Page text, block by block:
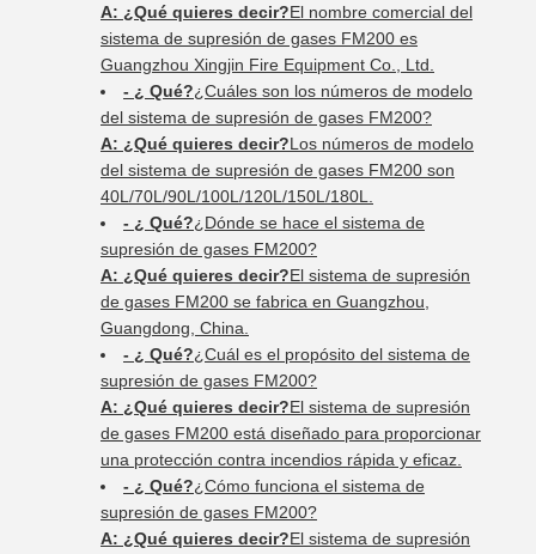
A: ¿Qué quieres decir?El nombre comercial del
sistema de supresión de gases FM200 es
Guangzhou Xingjin Fire Equipment Co., Ltd.
- ¿ Qué?¿Cuáles son los números de modelo
del sistema de supresión de gases FM200?
A: ¿Qué quieres decir?Los números de modelo
del sistema de supresión de gases FM200 son
40L/70L/90L/100L/120L/150L/180L.
- ¿ Qué?¿Dónde se hace el sistema de
supresión de gases FM200?
A: ¿Qué quieres decir?El sistema de supresión
de gases FM200 se fabrica en Guangzhou,
Guangdong, China.
- ¿ Qué?¿Cuál es el propósito del sistema de
supresión de gases FM200?
A: ¿Qué quieres decir?El sistema de supresión
de gases FM200 está diseñado para proporcionar
una protección contra incendios rápida y eficaz.
- ¿ Qué?¿Cómo funciona el sistema de
supresión de gases FM200?
A: ¿Qué quieres decir?El sistema de supresión